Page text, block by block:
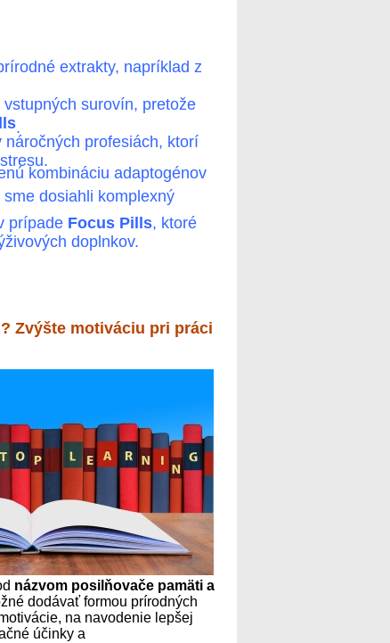
extrakty, napríklad z
surovín, pretože
profesiách, ktorí
kombináciu adaptogénov
dosiahli komplexný
prípade Focus Pills, ktoré
doplnkov.
Zvýšte motiváciu pri práci
názvom posilňovače pamäti a
dodávať formou prírodných
na navodenie lepšej
účinky a